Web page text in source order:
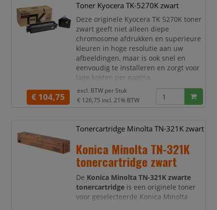
pagina’sis deze toner ideaal voor
thuisgebruik en kleinere kantoren waar
regelmatig documenten worden
geprint. U p
Toner Kyocera TK-5270K zwart
Deze originele Kyocera TK 5270K toner
zwart geeft niet alleen diepe
chromosome afdrukken en superieure
kleuren in hoge resolutie aan uw
afbeeldingen, maar is ook snel en
eenvoudig te installeren en zorgt voor
lage kosten per pagina.
Kleur: Zwart
Type: Origineel
Aantal afdrukken: 8.000 pagina's
Geschikte printers: ECOSYS
M6230, M6630 en P6230
€ 104,75
excl. BTW per Stuk
€ 126,75 incl. 21% BTW
Tonercartridge Minolta TN-321K zwart
Konica Minolta TN-321K
tonercartridge zwart
De Konica Minolta TN-321K zwarte
tonercartridge is een originele toner
voor geselecteerde Konica Minolta